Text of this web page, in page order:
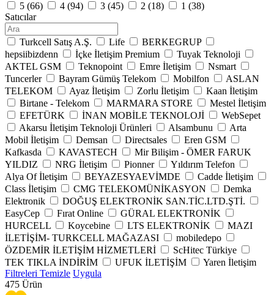
5 (66) 4 (94) 3 (45) 2 (18) 1 (38)
Satıcılar
Turkcell Satış A.Ş. Life
BERKEGRUP
hepsiibizdenn
İçke İletişim Premium
Tuyak Teknoloji
AKTEL GSM
Teknopoint Emre İletişim
Nsmart
Tuncerler
Bayram Gümüş Telekom Mobilfon
ASLAN
TELEKOM
Ayaz İletişim Zorlu İletişim
Kaan İletişim
Birtane - Telekom
MARMARA STORE
Mestel İletişim
EFETÜRK
İNAN MOBİLE TEKNOLOJİ
WebSepet
Akarsu İletişim Teknoloji Ürünleri
Alsambunu
Arta
Mobil İletişim
Demsan Directsales
Eren GSM
Kafkasda
KAVASTECH
Mir Bilişim - ÖMER FARUK
YILDIZ
NRG İletişim Pionner
Yıldırım Telefon
Alya Of İletişim
BEYAZESYAEVİMDE
Cadde İletişim
Class İletişim
CMG TELEKOMÜNİKASYON
Demka
Elektronik
DOĞUŞ ELEKTRONİK SAN.TİC.LTD.ŞTİ.
EasyCep
Fırat Online
GÜRAL ELEKTRONİK
HURCELL
Koycebine LTS ELEKTRONİK
MAZI
İLETİŞİM- TURKCELL MAĞAZASI
mobiledepo
ÖZDEMİR İLETİŞİM HİZMETLERİ
ScHitec Türkiye
TEK TIKLA İNDİRİM
UFUK İLETİŞİM
Yaren İletişim
Filtreleri Temizle Uygula
475 Ürün